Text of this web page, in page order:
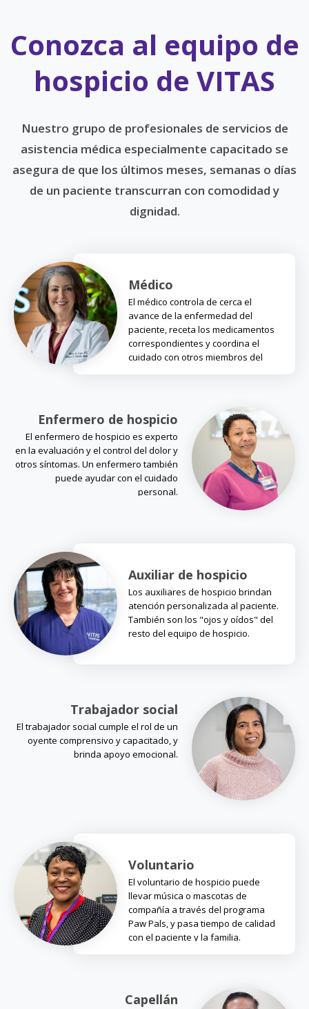
Conozca al equipo de
hospicio de VITAS
Nuestro grupo de profesionales de servicios de
asistencia médica especialmente capacitado se
asegura de que los últimos meses, semanas o días
de un paciente transcurran con comodidad y
dignidad.
Médico
El médico controla de cerca el
avance de la enfermedad del
paciente, receta los medicamentos
correspondientes y coordina el
cuidado con otros miembros del
Enfermero de hospicio
El enfermero de hospicio es experto
en la evaluación y el control del dolor y
otros síntomas. Un enfermero también
puede ayudar con el cuidado
personal.
Auxiliar de hospicio
Los auxiliares de hospicio brindan
atención personalizada al paciente.
También son los "ojos y oídos" del
resto del equipo de hospicio.
Trabajador social
El trabajador social cumple el rol de un
oyente comprensivo y capacitado, y
brinda apoyo emocional.
Voluntario
El voluntario de hospicio puede
llevar música o mascotas de
compañía a través del programa
Paw Pals, y pasa tiempo de calidad
con el paciente y la familia.
Capellán